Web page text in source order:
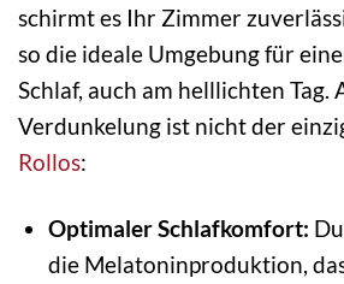
schirmt es Ihr Zimmer
so die ideale Umgebung für
Schlaf, auch am helllichten Tag.
Verdunkelung ist nicht der
Rollos:
Optimaler Schlafkomfort:
die Melatoninproduktion,